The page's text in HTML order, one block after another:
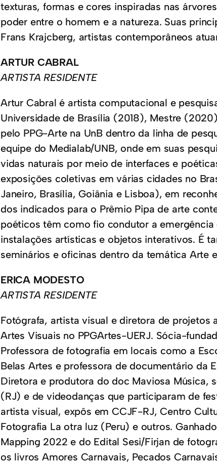
texturas, formas e cores inspiradas nas
poder entre o homem e a natureza. Suas
Frans Krajcberg, artistas contemporâneos
ARTUR CABRAL
ARTISTA RESIDENTE
Artur Cabral é artista computacional e
Universidade de Brasília (2018), Mestre
pelo PPG-Arte na UnB dentro da linha de
equipe do Medialab/UNB, onde em suas
vidas naturais por meio de interfaces e
exposições coletivas em várias cidades no
Janeiro, Brasília, Goiânia e Lisboa), em
dos indicados para o Prêmio Pipa de arte
poéticos têm como fio condutor a
instalações artísticas e objetos interativos. É
seminários e oficinas dentro da temática Arte
ERICA MODESTO
ARTISTA RESIDENTE
Fotógrafa, artista visual e diretora de projetos
Artes Visuais no PPGArtes-UERJ. Sócia-
Professora de fotografia em locais como a
Belas Artes e professora de documentário da
Diretora e produtora do doc Maviosa Música,
(RJ) e de videodanças que participaram de
artista visual, expôs em CCJF-RJ, Centro
Fotografia La otra luz (Peru) e outros.
Mapping 2022 e do Edital Sesi/Firjan de
os livros Amores Carnavais, Pecados